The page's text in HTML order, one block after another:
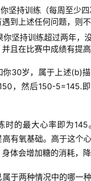
坚持训练（每周至少
到上述任何问题，则不
你坚持训练超过两年，
且在比赛中成绩有提高
你30岁，属于上述(b)
，然后150-5=145.
时的最大心率即为
有氧基础。高于这个
体会增加糖的消耗，降
于两种情况中的哪一